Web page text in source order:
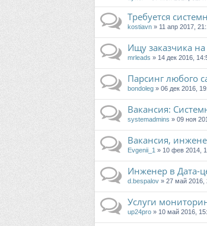
Требуется
kostiavn » 11 апр 2017,
Ищу заказчика
mrleads » 14 дек 2016,
Парсинг любого
bondoleg » 06 дек 2016,
Вакансия:
systemadmins » 09 ноя
Вакансия,
Evgenii_1 » 10 фев 2014,
Инженер в Дата-
d.bespalov » 27 май 2016,
Услуги
up24pro » 10 май 2016,